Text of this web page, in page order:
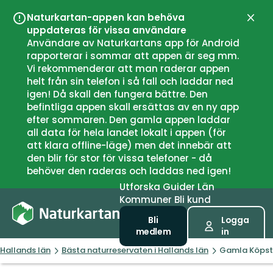
Naturkartan-appen kan behöva
uppdateras för vissa användare
Användare av Naturkartans app för Android
rapporterar i sommar att appen är seg mm.
Vi rekommenderar att man raderar appen
helt från sin telefon i så fall och laddar ned
igen! Då skall den fungera bättre. Den
befintliga appen skall ersättas av en ny app
efter sommaren. Den gamla appen laddar
all data för hela landet lokalt i appen (för
att klara offline-läge) men det innebär att
den blir för stor för vissa telefoner - då
behöver den raderas och laddas ned igen!
UtforskaGuiderLän
Kommuner Bli kund
Bli
medlem
Logga
in
Hallands län Bästa naturreservaten i Hallands län Gamla